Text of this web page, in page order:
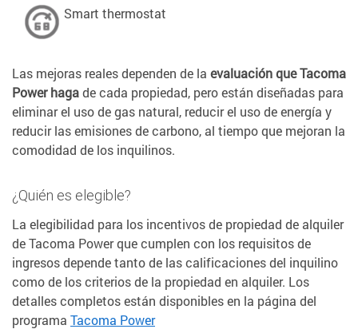
Smart thermostat
Las mejoras reales dependen de la evaluación que Tacoma
Power hagade cada propiedad, pero están diseñadas para
eliminar el uso de gas natural, reducir el uso de energía y
reducir las emisiones de carbono, al tiempo que mejoran la
comodidad de los inquilinos.
¿Quién es elegible?
La elegibilidad para los incentivos de propiedad de alquiler
de Tacoma Power que cumplen con los requisitos de
ingresos depende tanto de las calificaciones del inquilino
como de los criterios de la propiedad en alquiler. Los
detalles completos están disponibles en la página del
programa Tacoma Power